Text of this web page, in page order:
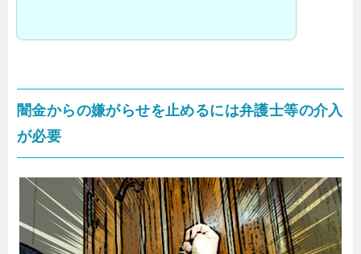
闇金からの嫌がらせを止めるには弁護士等の介入
が必要